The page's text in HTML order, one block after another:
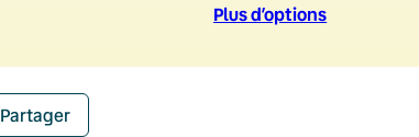
Plus d’options
Partager